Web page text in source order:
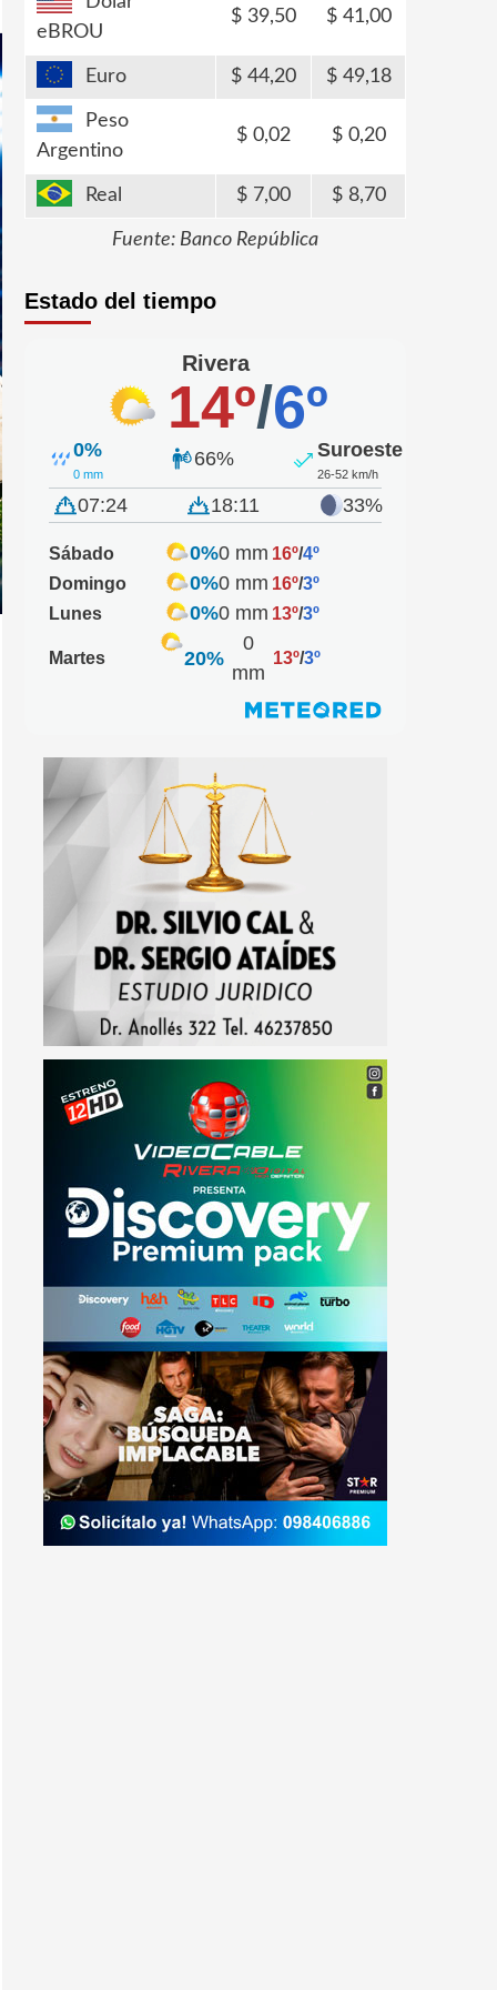
eBROU
39,50 41,00
Euro 44,20 49,18
Peso
Argentino
0,02 0,20
Real 7,00 8,70
Fuente: Banco República
Estado del tiempo
Rivera
14º/6º
0%
0 mm
66% Suroeste
26-52 km/h
07:24 18:11 33%
Sábado 0%0 mm 16º/4º
Domingo
0%0 mm 16º/3º
Lunes
0%0 mm 13º/3º
Martes 20%
0
mm
13º/3º